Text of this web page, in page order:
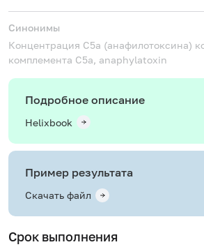
Синонимы
Концентрация С5а (анафилотоксина)
комплемента С5а, anaphylatoxin
Подробное описание
Helixbook
Пример результата
Скачать файл
Срок выполнения